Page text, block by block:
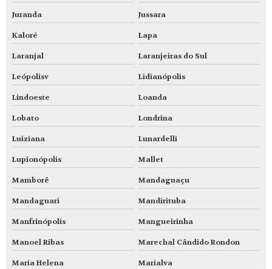
Juranda Jussara
Kaloré Lapa
Laranjal Laranjeiras do Sul
Leópolisv Lidianópolis
Lindoeste Loanda
Lobato Londrina
Luiziana Lunardelli
Lupionópolis Mallet
Mamborê Mandaguaçu
Mandaguari Mandirituba
Manfrinópolis Mangueirinha
Manoel Ribas Marechal Cândido Rondon
Maria Helena Marialva